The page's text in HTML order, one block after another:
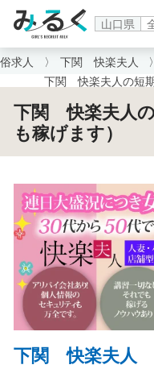
山口県
求人 下関 快楽夫人
下関 快楽夫人の短期
下関 快楽夫人
も稼げます）
下関 快楽夫人